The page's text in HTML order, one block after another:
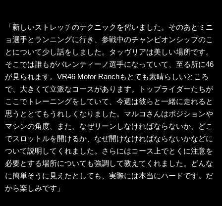
「新しいストレッチのテクニックを習いました。そのあとミニ
ョ選手とランニングに行き、参戦中のチャンピオンシップのこ
とについて少し話をしました。タッヴリアは美しい場所です。
そこでは誰もがバレンティーノ選手になっていて、至る所に46
が見られます。VR46 Motor Ranchもとても素晴らしいところ
で、大きくて立派なコースがあります。トップライダーたちが
ここでトレーニングをしていて、今週は彼らと一緒に走れると
思うととてもうれしくなりました。マルコさんはポジションや
マシンの角度、また、なぜリーンしなければならないか、どこ
でスロットルを開けるか、なぜ開けなければならないかなどに
ついて説明してくれました。さらにはコース上でとくに注意を
必要とする場所についても強調して教えてくれました。どんな
に簡単そうに見えたとしても、実際には本当にハードです。だ
から楽しみです」